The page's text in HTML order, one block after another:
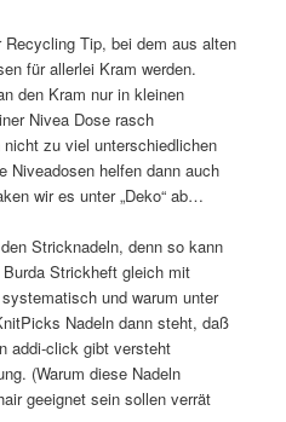
Recycling Tip, bei dem aus alten
für allerlei Kram werden.
den Kram nur in kleinen
Nivea Dose rasch
zu viel unterschiedlichen
Niveadosen helfen dann auch
wir es unter „Deko“ ab…
Stricknadeln, denn so kann
Strickheft gleich mit
und warum unter
Nadeln dann steht, daß
addi-click gibt versteht
(Warum diese Nadeln
geeignet sein sollen verrät